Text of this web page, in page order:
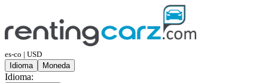
es-co | USD
Idioma
Moneda
Idioma: